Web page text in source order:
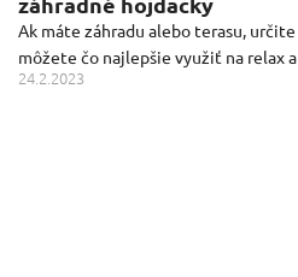
24.2.2023
Ak máte záhradu alebo terasu,
môžete čo najlepšie využiť na relax a